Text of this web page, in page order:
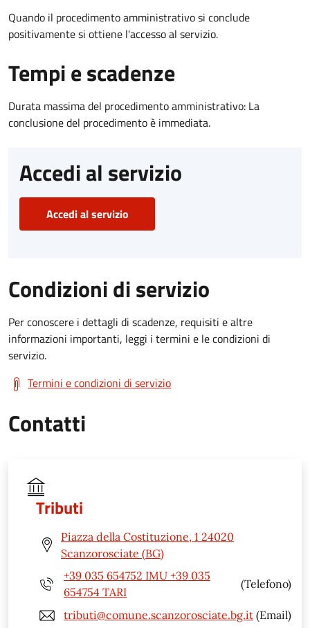
Quando il procedimento amministrativo si conclude
positivamente si ottiene l'accesso al servizio.
Tempi e scadenze
Durata massima del procedimento amministrativo: La
conclusione del procedimento è immediata.
Accedi al servizio
Accedi al servizio
Condizioni di servizio
Per conoscere i dettagli di scadenze, requisiti e altre
informazioni importanti, leggi i termini e le condizioni di
servizio.
Termini e condizioni di servizio
Contatti
Tributi
Piazza della Costituzione, 1 24020
Scanzorosciate (BG)
+39 035 654752 IMU +39 035
654754 TARI
(Telefono)
tributi@comune.scanzorosciate.bg.it (Email)